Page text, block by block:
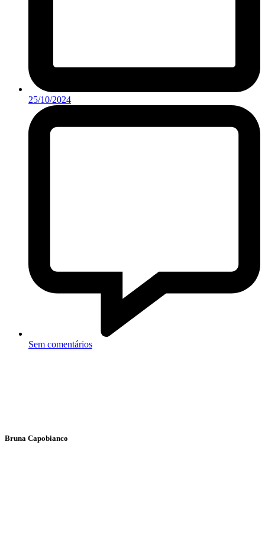
25/10/2024
Sem comentários
Bruna Capobianco